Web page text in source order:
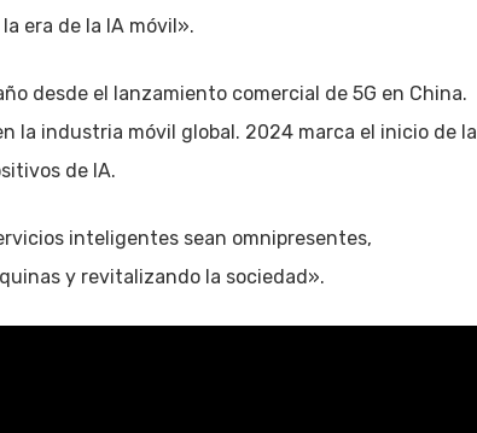
era de la IA móvil».
desde el lanzamiento comercial de 5G en China.
la industria móvil global. 2024 marca el inicio de la
de IA.
inteligentes sean omnipresentes,
y revitalizando la sociedad».